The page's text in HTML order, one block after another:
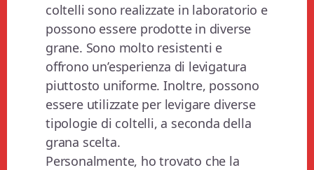
coltelli sono realizzate in laboratorio e
possono essere prodotte in diverse
grane. Sono molto resistenti e
offrono un’esperienza di levigatura
piuttosto uniforme. Inoltre, possono
essere utilizzate per levigare diverse
tipologie di coltelli, a seconda della
grana scelta.
Personalmente, ho trovato che la